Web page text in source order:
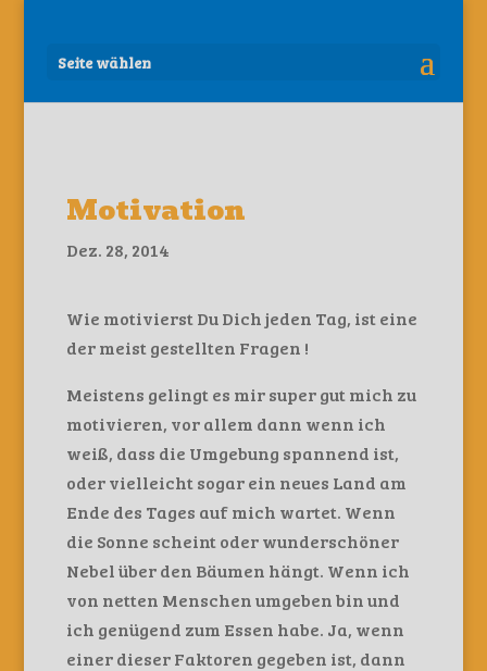
Seite wählen
Motivation
Dez. 28, 2014
Wie motivierst Du Dich jeden Tag, ist eine
der meist gestellten Fragen !
Meistens gelingt es mir super gut mich zu
motivieren, vor allem dann wenn ich
weiß, dass die Umgebung spannend ist,
oder vielleicht sogar ein neues Land am
Ende des Tages auf mich wartet. Wenn
die Sonne scheint oder wunderschöner
Nebel über den Bäumen hängt. Wenn ich
von netten Menschen umgeben bin und
ich genügend zum Essen habe. Ja, wenn
einer dieser Faktoren gegeben ist, dann